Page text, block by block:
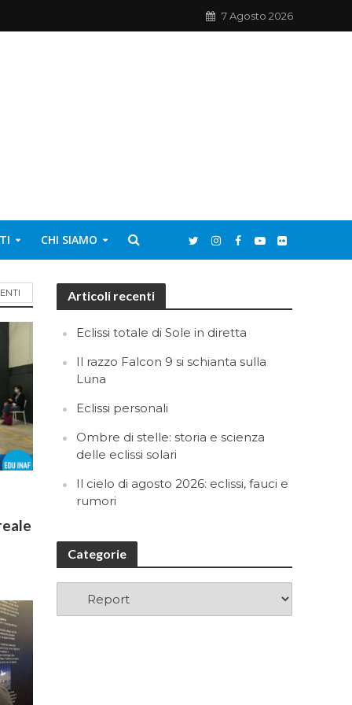
7 Agosto 2026
CHI SIAMO
Articoli recenti
Eclissi totale di Sole in diretta
Il razzo Falcon 9 si schianta sulla
Luna
Eclissi personali
Ombre di stelle: storia e scienza
delle eclissi solari
Il cielo di agosto 2026: eclissi, fauci e
rumori
Categorie